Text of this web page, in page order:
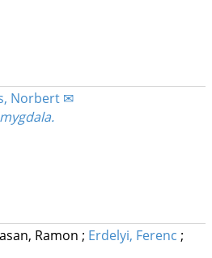
Norbert ✉
Ramon ; Erdelyi, Ferenc ;